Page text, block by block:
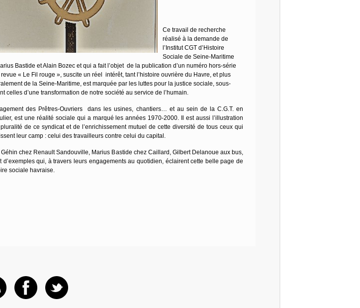
Ce travail de recherche
réalisé à la demande de
l’Institut CGT d’Histoire
Sociale de Seine-Maritime
Bastide et Alain Bozec et qui a fait l’objet de la publication d’un numéro hors-série
« Le Fil rouge », suscite un réel intérêt, tant l’histoire ouvrière du Havre, et plus
de la Seine-Maritime, est marquée par les luttes pour la justice sociale, sous-
celles d’une transformation de notre société au service de l’humain.
des Prêtres-Ouvriers dans les usines, chantiers… et au sein de la C.G.T. en
est une réalité sociale qui a marqué les années 1970-2000. Il est aussi l’illustration
de ce syndicat et de l’enrichissement mutuel de cette diversité de tous ceux qui
leur camp : celui des travailleurs contre celui du capital.
Géhin chez Renault Sandouville, Marius Bastide chez Caillard, Gilbert Delanoue aux bus,
d’exemples qui, à travers leurs engagements au quotidien, éclairent cette belle page de
sociale havraise.